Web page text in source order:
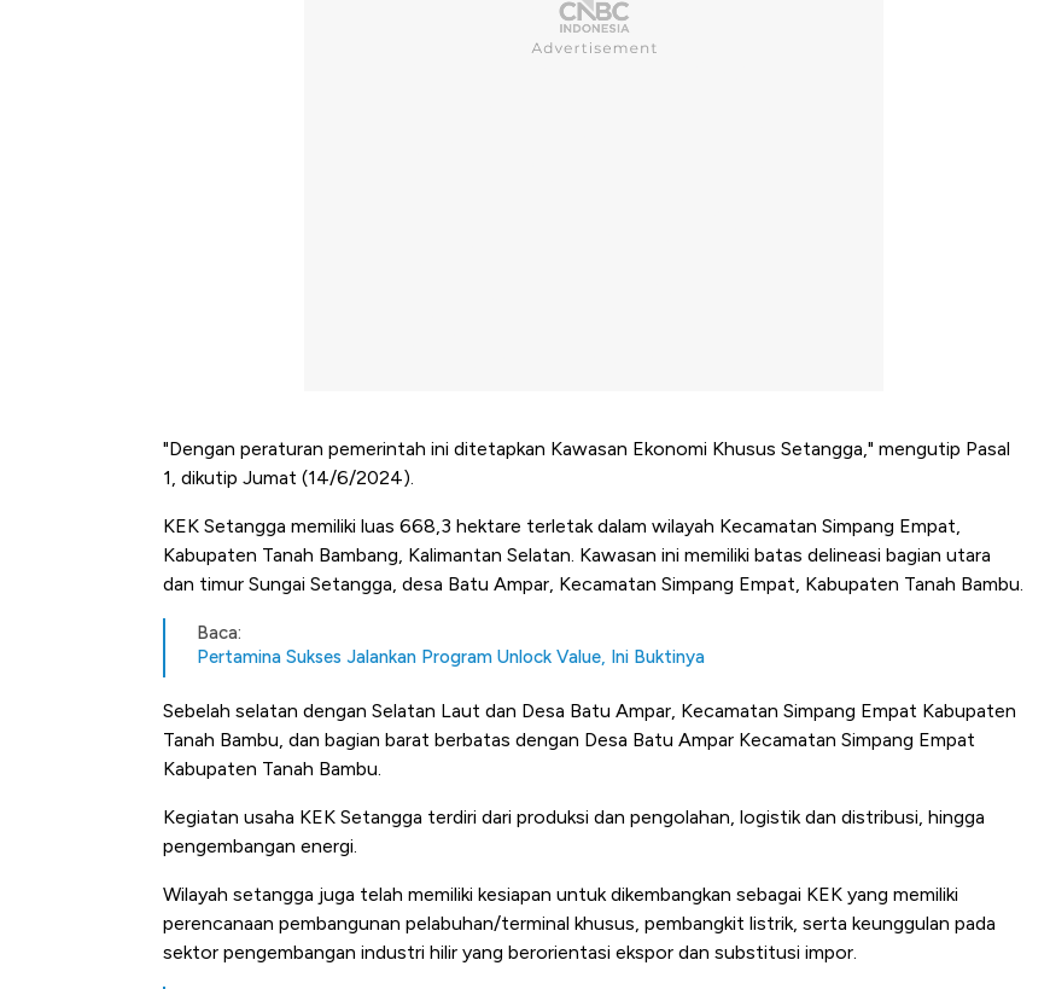
"Dengan peraturan pemerintah ini ditetapkan Kawasan Ekonomi Khusus Setangga," mengutip Pasal
1, dikutip Jumat (14/6/2024).
KEK Setangga memiliki luas 668,3 hektare terletak dalam wilayah Kecamatan Simpang Empat,
Kabupaten Tanah Bambang, Kalimantan Selatan. Kawasan ini memiliki batas delineasi bagian utara
dan timur Sungai Setangga, desa Batu Ampar, Kecamatan Simpang Empat, Kabupaten Tanah Bambu.
Baca:
Pertamina Sukses Jalankan Program Unlock Value, Ini Buktinya
Sebelah selatan dengan Selatan Laut dan Desa Batu Ampar, Kecamatan Simpang Empat Kabupaten
Tanah Bambu, dan bagian barat berbatas dengan Desa Batu Ampar Kecamatan Simpang Empat
Kabupaten Tanah Bambu.
Kegiatan usaha KEK Setangga terdiri dari produksi dan pengolahan, logistik dan distribusi, hingga
pengembangan energi.
Wilayah setangga juga telah memiliki kesiapan untuk dikembangkan sebagai KEK yang memiliki
perencanaan pembangunan pelabuhan/terminal khusus, pembangkit listrik, serta keunggulan pada
sektor pengembangan industri hilir yang berorientasi ekspor dan substitusi impor.